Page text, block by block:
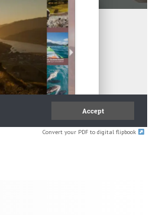
Convert your PDF to digital flipbook